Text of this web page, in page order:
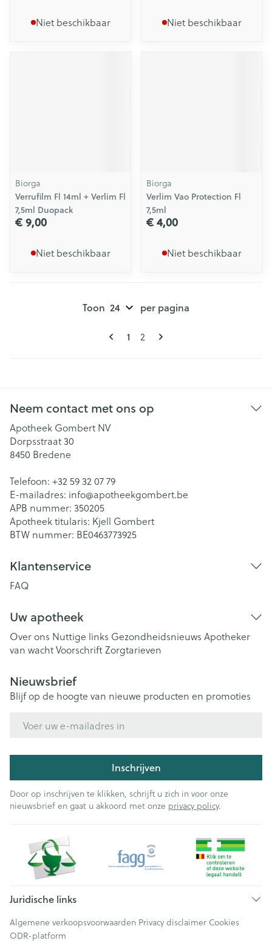
Niet beschikbaar Niet beschikbaar
Biorga
Verrufilm Fl 14ml + Verlim Fl
7,5ml Duopack
€ 9,00
Niet beschikbaar
Biorga
Verlim Vao Protection Fl
7,5ml
€ 4,00
Niet beschikbaar
Pagina's
U lees momenteel pagina
1 Pagina
2
Toon per pagina
Neem contact met ons op
Apotheek Gombert NV
Dorpsstraat 30
8450 Bredene
Telefoon: +32 59 32 07 79
E-mailadres: info@apotheekgombert.be
APB nummer: 350205
Apotheek titularis: Kjell Gombert
BTW nummer: BE0463773925
Klantenservice
FAQ
Uw apotheek
Over ons Nuttige links Gezondheidsnieuws Apotheker
van wachtVoorschriftZorgtarieven
Nieuwsbrief
Blijf op de hoogte van nieuwe producten en promoties
Inschrijven
Door op inschrijven te klikken, schrijft u zich in voor onze
nieuwsbrief en gaat u akkoord met onze privacy policy.
Juridische links
Algemene verkoopsvoorwaarden Privacy disclaimer Cookies
ODR-platform